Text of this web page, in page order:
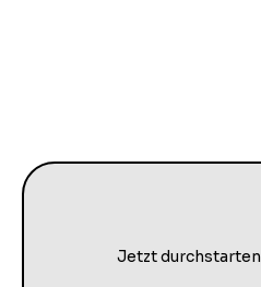
Jetzt durchstarten